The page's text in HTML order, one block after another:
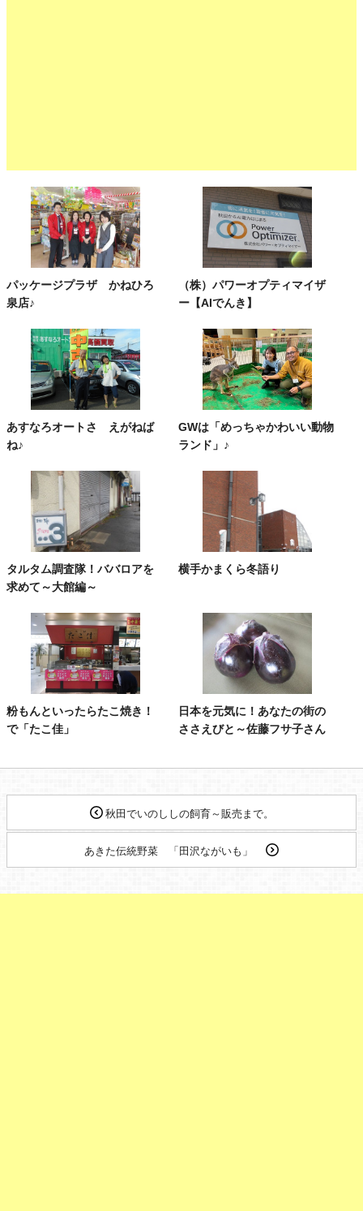
パッケージプラザ かねひろ
泉店♪
（株）パワーオプティマイザ
ー【AIでんき】
あすなろオートさ えがねば
ね♪
GWは「めっちゃかわいい動物
ランド」♪
タルタム調査隊！ババロアを
求めて～大館編～
横手かまくら冬語り
粉もんといったらたこ焼き！
で「たこ佳」
日本を元気に！あなたの街の
ささえびと～佐藤フサ子さん
秋田でいのししの飼育～販売まで。
あきた伝統野菜 「田沢ながいも」